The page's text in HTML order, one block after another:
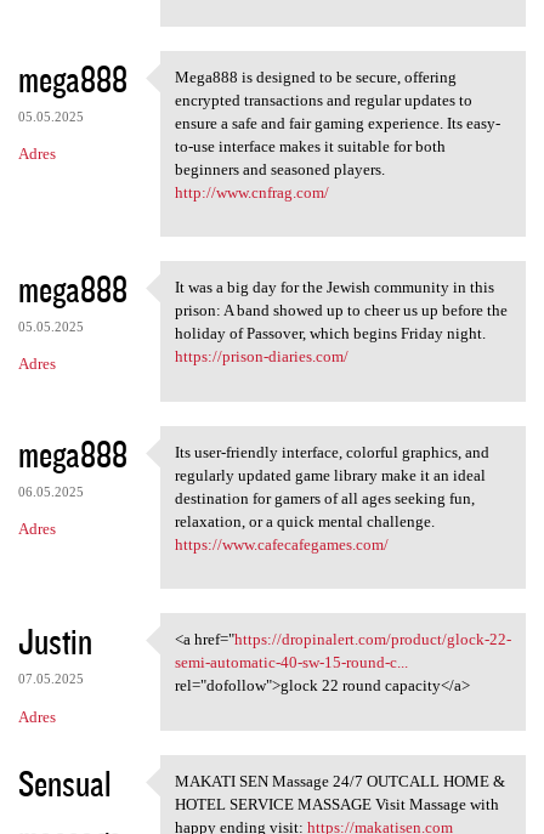
mega888
05.05.2025
Adres
Mega888 is designed to be
Mega888 is designed to be secure, offering
encrypted transactions and regular updates to
ensure a safe and fair gaming experience. Its easy-
to-use interface makes it suitable for both
beginners and seasoned players.
http://www.cnfrag.com/
mega888
05.05.2025
Adres
It was a big day for the
It was a big day for the Jewish community in this
prison: A band showed up to cheer us up before the
holiday of Passover, which begins Friday night.
https://prison-diaries.com/
mega888
06.05.2025
Adres
Its user-friendly interface,
Its user-friendly interface, colorful graphics, and
regularly updated game library make it an ideal
destination for gamers of all ages seeking fun,
relaxation, or a quick mental challenge.
https://www.cafecafegames.com/
Justin
07.05.2025
Adres
<a href="https://dropinalert
<a href="https://dropinalert.com/product/glock-22-
semi-automatic-40-sw-15-round-c...
rel="dofollow">glock 22 round capacity</a>
Sensual
MAKATI SEN Massage 24/7
MAKATI SEN Massage 24/7 OUTCALL HOME &
HOTEL SERVICE MASSAGE Visit Massage with
happy ending visit: https://makatisen.com